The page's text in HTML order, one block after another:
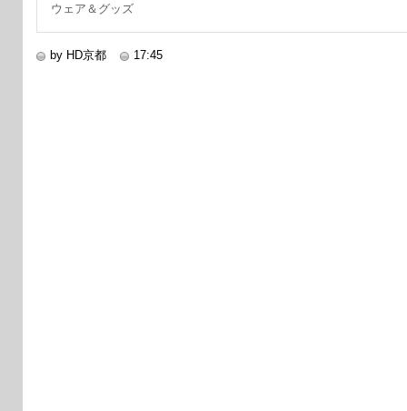
ウェア＆グッズ
by HD京都 17:45